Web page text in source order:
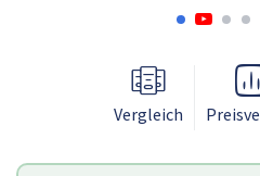
Vergleich